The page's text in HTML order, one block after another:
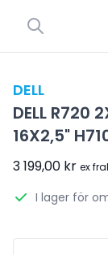
DELL
DELL R720
16X2,5"
3 199,00 kr ex
I lager för